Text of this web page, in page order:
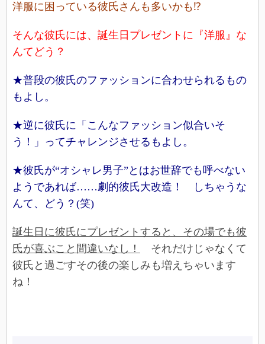
洋服に困っている彼氏さんも多いかも⁉
そんな彼氏には、誕生日プレゼントに『洋服』な
んてどう？
★普段の彼氏のファッションに合わせられるもの
もよし。
★逆に彼氏に「こんなファッション似合いそ
う！」ってチャレンジさせるもよし。
★彼氏が“オシャレ男子”とはお世辞でも呼べない
ようであれば……劇的彼氏大改造！ しちゃうな
んて、どう？(笑)
誕生日に彼氏にプレゼントすると、その場でも彼
氏が喜ぶこと間違いなし！
それだけじゃなくて
彼氏と過ごすその後の楽しみも増えちゃいます
ね！